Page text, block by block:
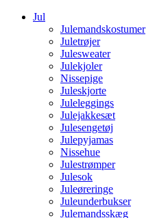
Jul
Julemandskostumer
Juletrøjer
Julesweater
Julekjoler
Nissepige
Juleskjorte
Juleleggings
Julejakkesæt
Julesengetøj
Julepyjamas
Nissehue
Julestrømper
Julesok
Juleøreringe
Juleunderbukser
Julemandsskæg